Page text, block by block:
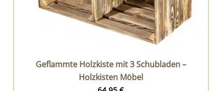
Geflammte Holzkiste mit 3 Schubladen –
Holzkisten Möbel